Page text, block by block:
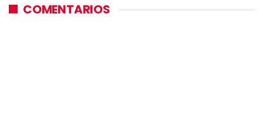
COMENTARIOS